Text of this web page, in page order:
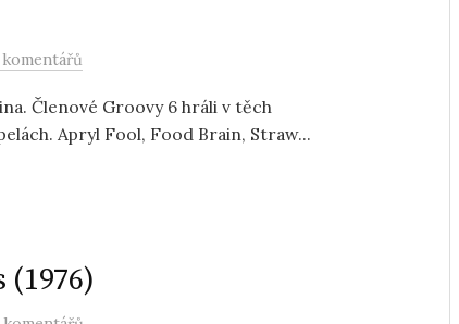
Členové Groovy 6 hráli v těch
Apryl Fool, Food Brain, Straw...